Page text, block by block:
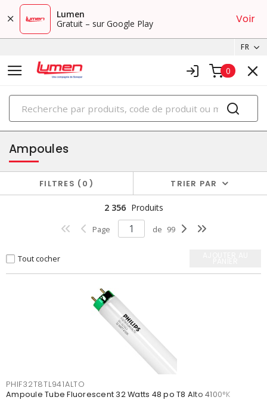
Lumen
Gratuit – sur Google Play
Voir
FR
0
PRODUITS
éclairage
Ampoules
FILTRES 0 TRIER PAR
2 356 Produits
Page de 99
Tout cocher
PHIF32T8TL941ALTO
Ampoule Tube Fluorescent 32 Watts 48 po T8 Alto 4100°K